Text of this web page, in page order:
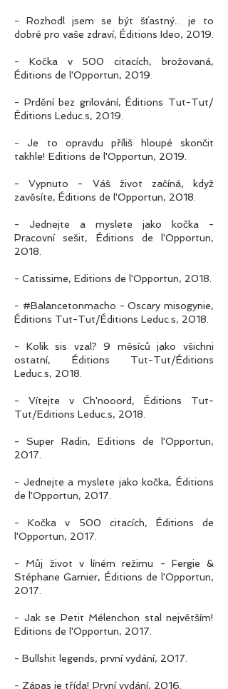
- Rozhodl jsem se být šťastný... je to
dobré pro vaše zdraví, Éditions Ideo, 2019.
- Kočka v 500 citacích, brožovaná,
Éditions de l'Opportun, 2019.
- Prdění bez grilování, Éditions Tut-Tut/
Éditions Leduc.s, 2019.
- Je to opravdu příliš hloupé skončit
takhle! Editions de l'Opportun, 2019.
- Vypnuto - Váš život začíná, když
zavěsíte, Éditions de l'Opportun, 2018.
- Jednejte a myslete jako kočka -
Pracovní sešit, Éditions de l'Opportun,
2018.
- Catissime, Editions de l'Opportun, 2018.
- #Balancetonmacho - Oscary misogynie,
Éditions Tut-Tut/Éditions Leduc.s, 2018.
- Kolik sis vzal? 9 měsíců jako všichni
ostatní, Éditions Tut-Tut/Éditions
Leduc.s, 2018.
- Vítejte v Ch'nooord, Éditions Tut-
Tut/Editions Leduc.s, 2018.
- Super Radin, Editions de l'Opportun,
2017.
- Jednejte a myslete jako kočka, Éditions
de l'Opportun, 2017.
- Kočka v 500 citacích, Éditions de
l'Opportun, 2017.
- Můj život v líném režimu - Fergie &
Stéphane Garnier, Éditions de l'Opportun,
2017.
- Jak se Petit Mélenchon stal největším!
Editions de l'Opportun, 2017.
- Bullshit legends, první vydání, 2017.
- Zápas je třída! První vydání, 2016.